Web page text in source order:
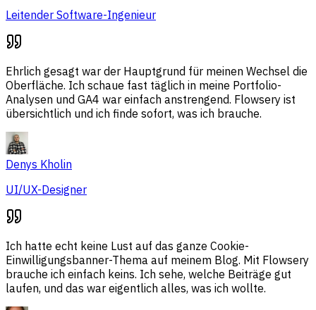
Leitender Software-Ingenieur
Ehrlich gesagt war der Hauptgrund für meinen Wechsel die
Oberfläche. Ich schaue fast täglich in meine Portfolio-
Analysen und GA4 war einfach anstrengend. Flowsery ist
übersichtlich und ich finde sofort, was ich brauche.
Denys Kholin
UI/UX-Designer
Ich hatte echt keine Lust auf das ganze Cookie-
Einwilligungsbanner-Thema auf meinem Blog. Mit Flowsery
brauche ich einfach keins. Ich sehe, welche Beiträge gut
laufen, und das war eigentlich alles, was ich wollte.